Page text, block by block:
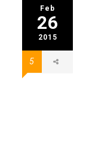
Feb
26
2015
5